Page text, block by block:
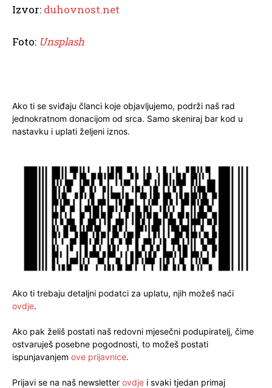
Izvor: duhovnost.net
Foto: Unsplash
Ako ti se sviđaju članci koje objavljujemo, podrži naš rad
jednokratnom donacijom od srca. Samo skeniraj bar kod u
nastavku i uplati željeni iznos.
Ako ti trebaju detaljni podatci za uplatu, njih možeš naći
ovdje.
Ako pak želiš postati naš redovni mjesečni podupiratelj, čime
ostvaruješ posebne pogodnosti, to možeš postati
ispunjavanjem ove prijavnice.
Prijavi se na naš newsletter ovdje i svaki tjedan primaj